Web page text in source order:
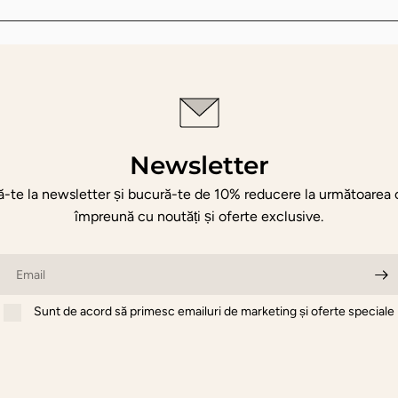
Newsletter
te la newsletter și bucură-te de 10% reducere la următoarea
împreună cu noutăți și oferte exclusive.
Sunt de acord să primesc emailuri de marketing și oferte speciale